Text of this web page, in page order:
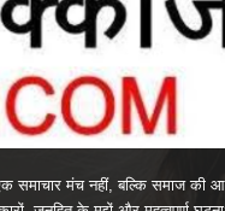
समाचार मंच नहीं, बल्कि समाज की